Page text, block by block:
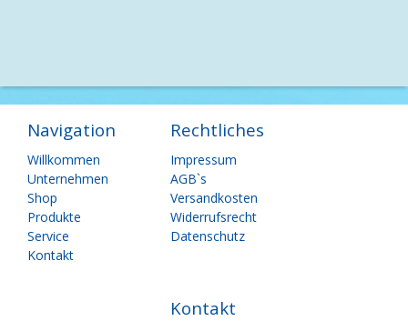
Navigation
Navigation
überspringen
Willkommen
Unternehmen
Shop
Produkte
Service
Kontakt
Rechtliches
Navigation
überspringen
Impressum
AGB`s
Versandkosten
Widerrufsrecht
Datenschutz
Kontakt